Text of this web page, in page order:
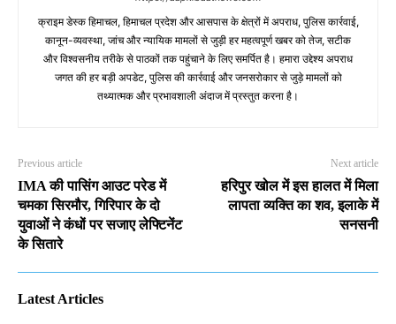
क्राइम डेस्क हिमाचल, हिमाचल प्रदेश और आसपास के क्षेत्रों में अपराध, पुलिस कार्रवाई,
कानून-व्यवस्था, जांच और न्यायिक मामलों से जुड़ी हर महत्वपूर्ण खबर को तेज, सटीक
और विश्वसनीय तरीके से पाठकों तक पहुंचाने के लिए समर्पित है। हमारा उद्देश्य अपराध
जगत की हर बड़ी अपडेट, पुलिस की कार्रवाई और जनसरोकार से जुड़े मामलों को
तथ्यात्मक और प्रभावशाली अंदाज में प्रस्तुत करना है।
Previous article
IMA की पासिंग आउट परेड में
चमका सिरमौर, गिरिपार के दो
युवाओं ने कंधों पर सजाए लेफ्टिनेंट
के सितारे
Next article
हरिपुर खोल में इस हालत में मिला
लापता व्यक्ति का शव, इलाके में
सनसनी
Latest Articles